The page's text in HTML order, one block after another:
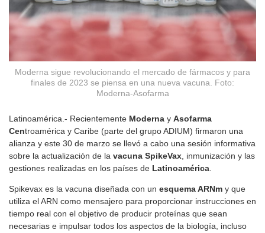
Moderna sigue revolucionando el mercado de fármacos y para
finales de 2023 se piensa en una nueva vacuna. Foto:
Moderna-Asofarma
Latinoamérica.- Recientemente Moderna y Asofarma
Centroamérica y Caribe (parte del grupo ADIUM) firmaron una
alianza y este 30 de marzo se llevó a cabo una sesión informativa
sobre la actualización de la vacuna SpikeVax, inmunización y las
gestiones realizadas en los países de Latinoamérica.
Spikevax es la vacuna diseñada con un esquema ARNm y que
utiliza el ARN como mensajero para proporcionar instrucciones en
tiempo real con el objetivo de producir proteínas que sean
necesarias e impulsar todos los aspectos de la biología, incluso